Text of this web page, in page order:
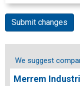
Submit changes
We suggest
Merrem